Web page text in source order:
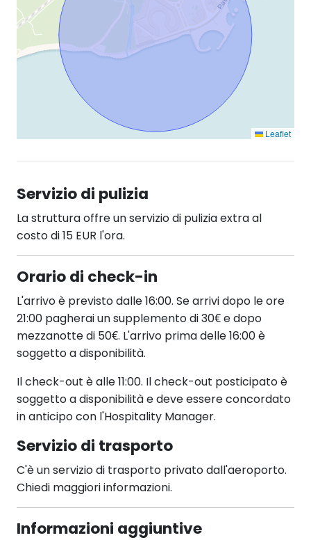
Leaflet
Servizio di pulizia
La struttura offre un servizio di pulizia extra al
costo di 15 EUR l'ora.
Orario di check-in
L'arrivo è previsto dalle 16:00. Se arrivi dopo le ore
21:00 pagherai un supplemento di 30€ e dopo
mezzanotte di 50€. L'arrivo prima delle 16:00 è
soggetto a disponibilità.
Il check-out è alle 11:00. Il check-out posticipato è
soggetto a disponibilità e deve essere concordato
in anticipo con l'Hospitality Manager.
Servizio di trasporto
C'è un servizio di trasporto privato dall'aeroporto.
Chiedi maggiori informazioni.
Informazioni aggiuntive